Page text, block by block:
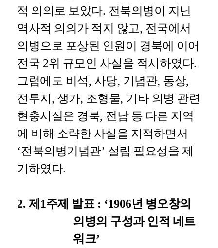
적 의의로 보았다. 전북의병이 지닌
역사적 의의가 적지 않고, 전국에서
의병으로 포상된 인원이 경북에 이어
전국 2위 규모인 사실을 적시하였다.
그럼에도 비석, 사당, 기념관, 동상,
전투지 , 생가, 조형물, 기타 의병 관련
현충시설은 경북, 전남 등 다른 지역
에 비해 소략한 사실을 지적하면서
‘전북의병기념관’ 설립 필요성을 제
기하였다.
2.제 1주제 발표 : ‘1906년 병오창의
의병의 구성과 인적 네트
워크’